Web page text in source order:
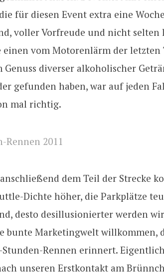
für diesen Event extra eine
voller Vorfreude und nicht selten
einen vom Motorenlärm der letzten
Genuss diverser alkoholischer
gefunden haben, war auf jeden
mal richtig.
dem Teil der Strecke
Dichte höher, die Parkplätze
desto desillusionierter werden
bunte Marketingwelt willkommen,
Stunden-Rennen erinnert.
unseren Erstkontakt am